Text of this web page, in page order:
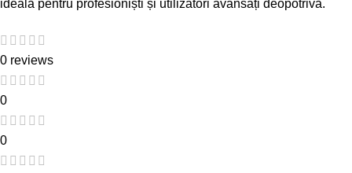
ideală pentru profesioniști și utilizatori avansați deopotrivă.
0 reviews
0
0